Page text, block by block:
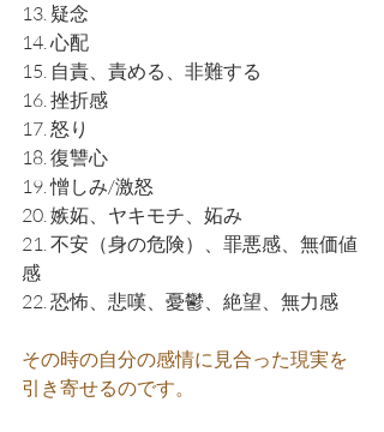
13. 疑念
14. 心配
15. 自責、責める、非難する
16. 挫折感
17. 怒り
18. 復讐心
19. 憎しみ/激怒
20. 嫉妬、ヤキモチ、妬み
21. 不安（身の危険）、罪悪感、無価値
感
22. 恐怖、悲嘆、憂鬱、絶望、無力感
その時の自分の感情に見合った現実を
引き寄せるのです。